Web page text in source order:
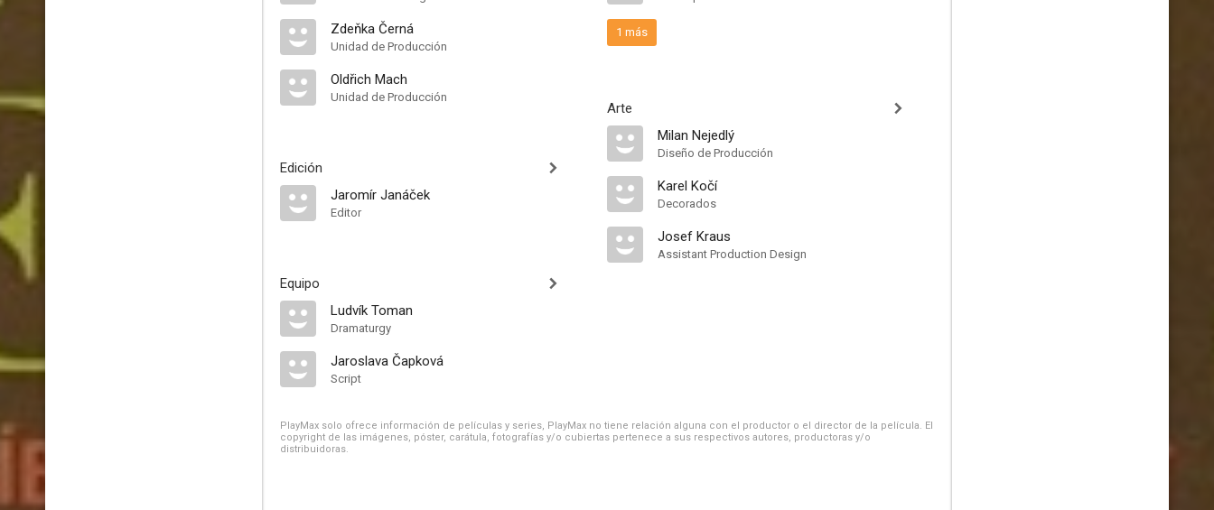
Zdeňka Černá
Unidad de Producción
Oldřich Mach
Unidad de Producción
Edición
Jaromír Janáček
Editor
Equipo
Ludvík Toman
Dramaturgy
Jaroslava Čapková
Script
1 más
Arte
Milan Nejedlý
Diseño de Producción
Karel Kočí
Decorados
Josef Kraus
Assistant Production Design
PlayMax solo ofrece información de películas y series, PlayMax no tiene relación alguna con el productor o el director de la película. El
copyright de las imágenes, póster, carátula, fotografías y/o cubiertas pertenece a sus respectivos autores, productoras y/o
distribuidoras.